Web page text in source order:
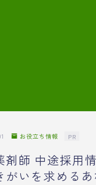
お役立ち情報 PR
剤師 中途採用
がいを求める